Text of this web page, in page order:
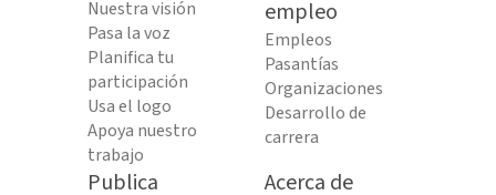
Nuestra visión
Pasa la voz
Planifica tu
participación
Usa el logo
Apoya nuestro
trabajo
empleo
Empleos
Pasantías
Organizaciones
Desarrollo de
carrera
Publica Acerca de